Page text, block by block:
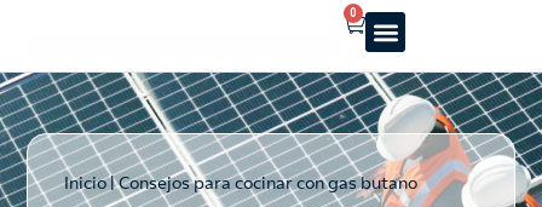
0
Inicio|Consejos para cocinar con gas butano